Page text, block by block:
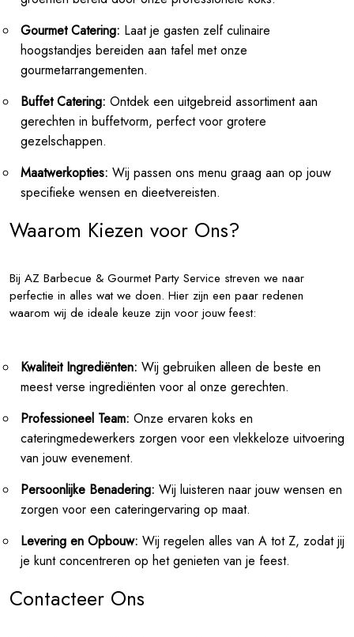
Gourmet Catering: Laat je gasten zelf culinaire
hoogstandjes bereiden aan tafel met onze
gourmetarrangementen.
Buffet Catering: Ontdek een uitgebreid assortiment aan
gerechten in buffetvorm, perfect voor grotere
gezelschappen.
Maatwerkopties: Wij passen ons menu graag aan op jouw
specifieke wensen en dieetvereisten.
Waarom Kiezen voor Ons?
Bij AZ Barbecue & Gourmet Party Service streven we naar
perfectie in alles wat we doen. Hier zijn een paar redenen
waarom wij de ideale keuze zijn voor jouw feest:
Kwaliteit Ingrediënten: Wij gebruiken alleen de beste en
meest verse ingrediënten voor al onze gerechten.
Professioneel Team: Onze ervaren koks en
cateringmedewerkers zorgen voor een vlekkeloze uitvoering
van jouw evenement.
Persoonlijke Benadering: Wij luisteren naar jouw wensen en
zorgen voor een cateringervaring op maat.
Levering en Opbouw: Wij regelen alles van A tot Z, zodat jij
je kunt concentreren op het genieten van je feest.
Contacteer Ons